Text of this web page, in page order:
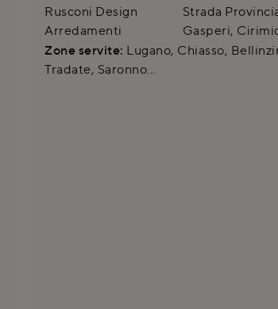
Rusconi Design
Arredamenti
Strada
Gasperi,
Zone servite: Lugano, Chiasso,
Tradate, Saronno...